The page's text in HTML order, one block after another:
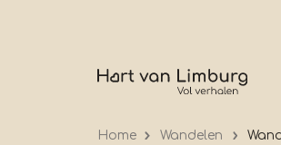
Home Wandelen